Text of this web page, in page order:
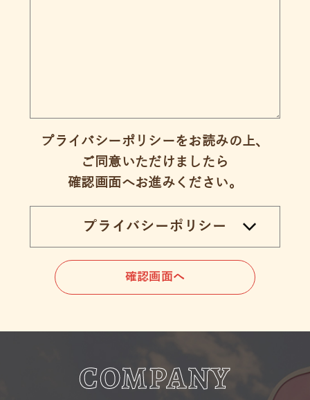
プライバシーポリシーをお読みの上、
ご同意いただけましたら
確認画面へお進みください。
プライバシーポリシー
COMPANY